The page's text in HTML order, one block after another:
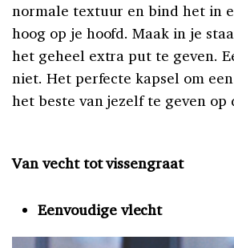
normale textuur en bind het in
hoog op je hoofd. Maak in je
het geheel extra put te geven.
niet. Het perfecte kapsel om
het beste van jezelf te geven op
Van vecht tot vissengraat
Eenvoudige vlecht